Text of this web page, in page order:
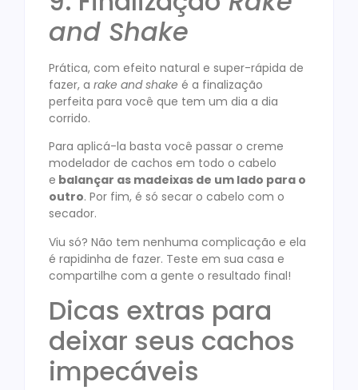
and Shake
Prática, com efeito natural e super-rápida de
fazer, a rake and shake é a finalização
perfeita para você que tem um dia a dia
corrido.
Para aplicá-la basta você passar o creme
modelador de cachos em todo o cabelo
e balançar as madeixas de um lado para o
outro. Por fim, é só secar o cabelo com o
secador.
Viu só? Não tem nenhuma complicação e ela
é rapidinha de fazer. Teste em sua casa e
compartilhe com a gente o resultado final!
Dicas extras para
deixar seus cachos
impecáveis